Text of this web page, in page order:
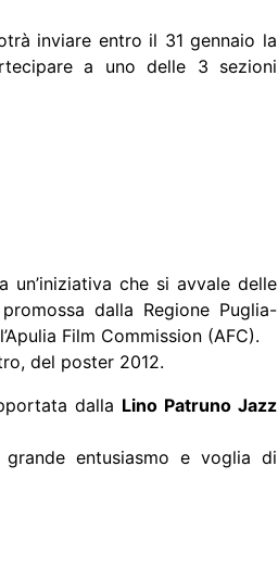
inviare entro il 31 gennaio la
a uno delle 3 sezioni
che si avvale delle
dalla Regione Puglia-
Film Commission (AFC).
del poster 2012.
dalla Lino Patruno Jazz
entusiasmo e voglia di